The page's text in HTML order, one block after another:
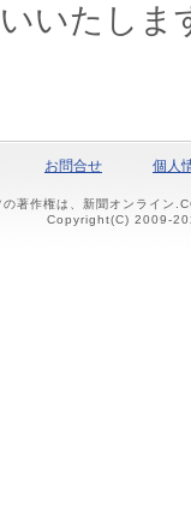
いたしま
お問合せ 個人
著作権は、新聞オンライン
Copyright(C) 2009-